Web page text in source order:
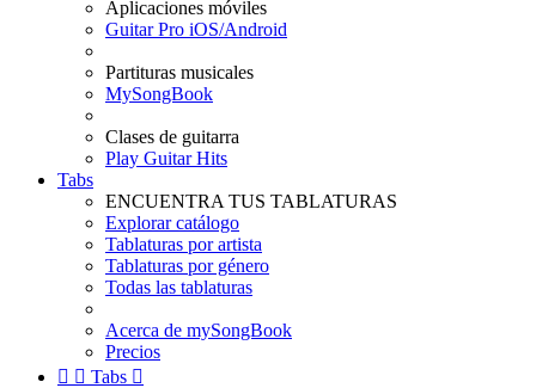
Aplicaciones móviles
Guitar Pro iOS/Android
Partituras musicales
MySongBook
Clases de guitarra
Play Guitar Hits
Tabs
ENCUENTRA TUS TABLATURAS
Explorar catálogo
Tablaturas por artista
Tablaturas por género
Todas las tablaturas
Acerca de mySongBook
Precios
  Tabs 